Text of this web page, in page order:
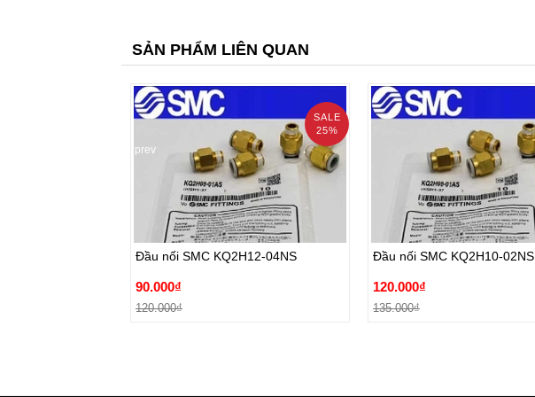
SẢN PHẨM LIÊN QUAN
SALE
25%
Đầu nối SMC KQ2H12-04NS
90.000₫
120.000₫
Đầu nối SMC KQ2H12-04NS
90.000₫
Đầu nối SMC KQ2H10-02NS
120.000₫
135.000₫
Đầu nối SMC KQ2H10-02NS
120.000₫
prev